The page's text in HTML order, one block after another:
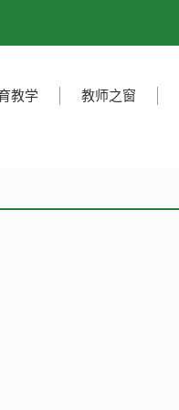
教学 教师之窗